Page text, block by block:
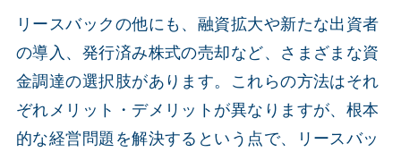
リースバックの他にも、融資拡大や新たな出資者
の導入、発行済み株式の売却など、さまざまな資
金調達の選択肢があります。これらの方法はそれ
ぞれメリット・デメリットが異なりますが、根本
的な経営問題を解決するという点で、リースバッ